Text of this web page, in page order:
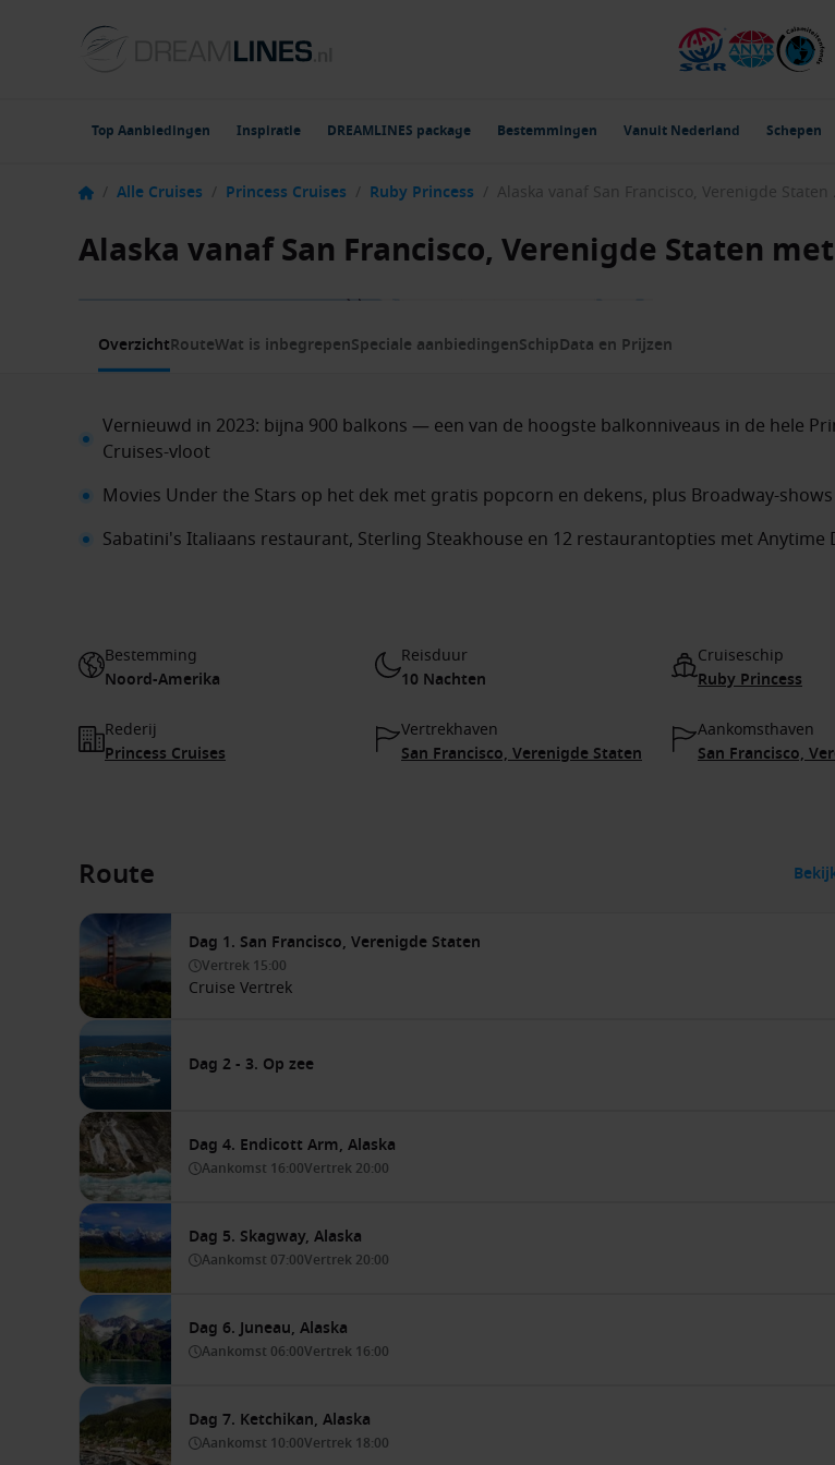
Top Aanbiedingen Inspiratie DREAMLINES package Bestemmingen Vanuit Nederland Schepen
/ Alle Cruises / Princess Cruises / Ruby Princess / Alaska
Alaska vanaf San Francisco, Verenigde Staten
1 / 14
OverzichtRouteWat is inbegrepenSpeciale aanbiedingenSchipData en Prijzen
Vernieuwd in 2023: bijna 900 balkons — een van de hoogste balkonniveaus in de hele
Cruises-vloot
Movies Under the Stars op het dek met gratis popcorn en dekens, plus Broadway-
Sabatini's Italiaans restaurant, Sterling Steakhouse en 12 restaurantopties met Anytime
Bestemming
Noord-Amerika
Reisduur
10 Nachten
Cruiseschip
Ruby Princess
Rederij
Princess Cruises
Vertrekhaven
San Francisco, Verenigde Staten
Aankomsthaven
San Francisco,
Route
Dag 1. San Francisco, Verenigde Staten
Vertrek 15:00
Cruise Vertrek
Dag 2 - 3. Op zee
Dag 4. Endicott Arm, Alaska
Aankomst 16:00Vertrek 20:00
Dag 5. Skagway, Alaska
Aankomst 07:00Vertrek 20:00
Dag 6. Juneau, Alaska
Aankomst 06:00Vertrek 16:00
Dag 7. Ketchikan, Alaska
Aankomst 10:00Vertrek 18:00